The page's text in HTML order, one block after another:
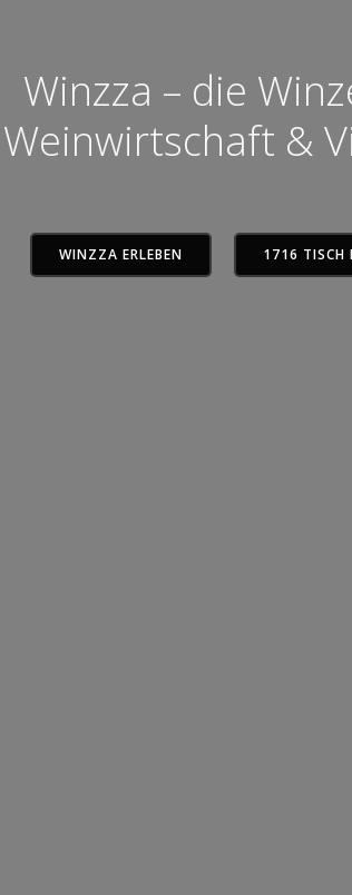
Winzza – die
&
WINZZA ERLEBEN 1716 TISCH